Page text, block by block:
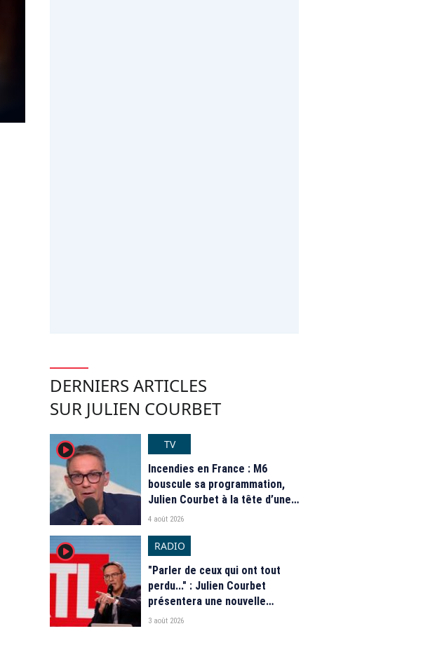
DERNIERS ARTICLES
SUR JULIEN COURBET
player2
TV
Incendies en France : M6
bouscule sa programmation,
Julien Courbet à la tête d’une
grande soirée caritative
4 août 2026
player2
RADIO
"Parler de ceux qui ont tout
perdu..." : Julien Courbet
présentera une nouvelle
édition spéciale sur les
3 août 2026